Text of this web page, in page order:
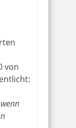
von